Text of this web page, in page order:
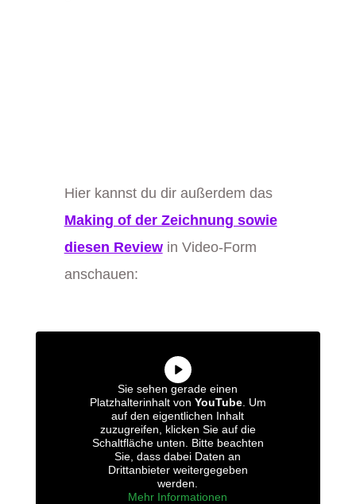
Hier kannst du dir außerdem das
Making of der Zeichnung sowie
diesen Reviewin Video-Form
anschauen:
Sie sehen gerade einen
Platzhalterinhalt von YouTube. Um
auf den eigentlichen Inhalt
zuzugreifen, klicken Sie auf die
Schaltfläche unten. Bitte beachten
Sie, dass dabei Daten an
Drittanbieter weitergegeben
werden.
Mehr Informationen